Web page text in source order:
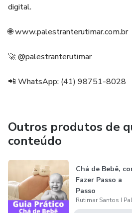
digital.
🌐 www.palestranterutimar.com.br
🚀 @palestranterutimar
📲 WhatsApp: (41) 98751-8028
Outros produtos de
conteúdo
Chá de Bebê,
Fazer Passo a
Passo